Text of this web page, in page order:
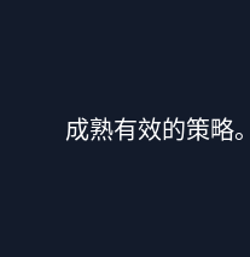
成熟有效的策略。